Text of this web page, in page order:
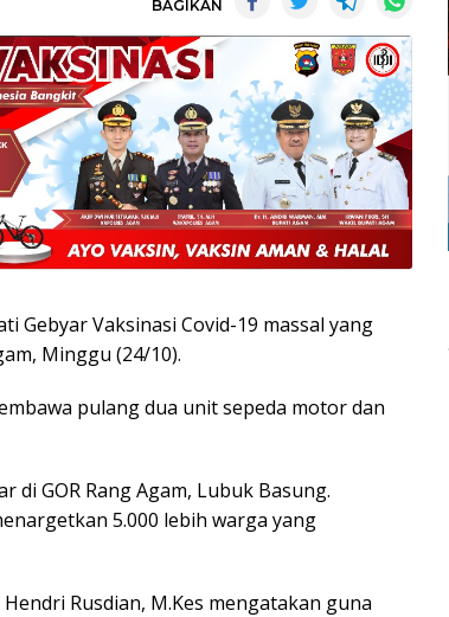
BAGIKAN
Gebyar Vaksinasi Covid-19 massal yang
Minggu (24/10).
pulang dua unit sepeda motor dan
di GOR Rang Agam, Lubuk Basung.
5.000 lebih warga yang
Rusdian, M.Kes mengatakan guna